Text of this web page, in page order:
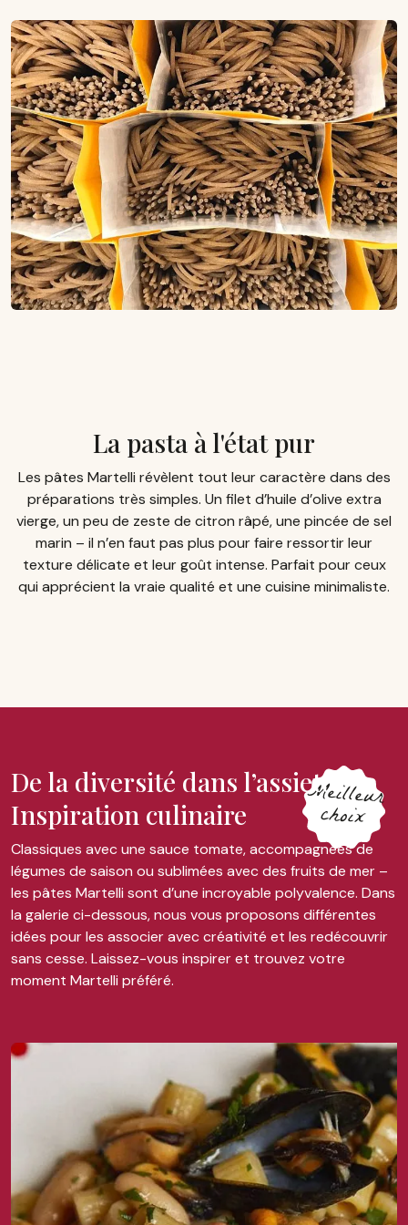
La pasta à l'état pur
Les pâtes Martelli révèlent tout leur caractère dans des
préparations très simples. Un filet d’huile d’olive extra
vierge, un peu de zeste de citron râpé, une pincée de sel
marin – il n’en faut pas plus pour faire ressortir leur
texture délicate et leur goût intense. Parfait pour ceux
qui apprécient la vraie qualité et une cuisine minimaliste.
M
eilleur
choix
De la diversité dans l’assiette –
Inspiration culinaire
Classiques avec une sauce tomate, accompagnées de
légumes de saison ou sublimées avec des fruits de mer –
les pâtes Martelli sont d’une incroyable polyvalence. Dans
la galerie ci-dessous, nous vous proposons différentes
idées pour les associer avec créativité et les redécouvrir
sans cesse. Laissez-vous inspirer et trouvez votre
moment Martelli préféré.